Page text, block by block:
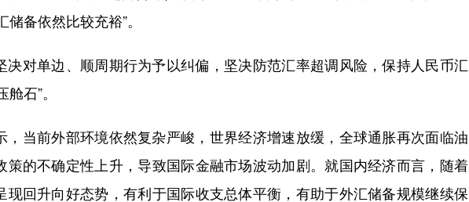
备依然比较充裕”。
对单边、顺周期行为予以纠偏，坚决防范汇率超调风险，保持人民币汇
石”。
当前外部环境依然复杂严峻，世界经济增速放缓，全球通胀再次面临油
策的不确定性上升，导致国际金融市场波动加剧。就国内经济而言，随着
现回升向好态势，有利于国际收支总体平衡，有助于外汇储备规模继续保